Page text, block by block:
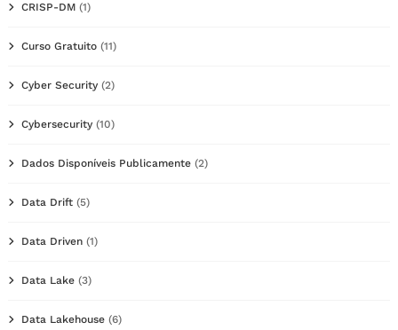
CRISP-DM (1)
Curso Gratuito (11)
Cyber Security (2)
Cybersecurity (10)
Dados Disponíveis Publicamente (2)
Data Drift (5)
Data Driven (1)
Data Lake (3)
Data Lakehouse (6)